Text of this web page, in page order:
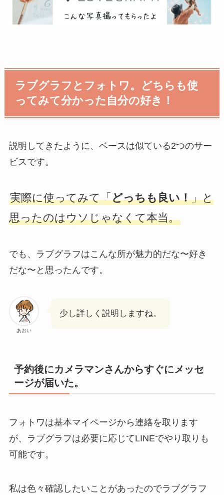
ラブグラフとフォトワ。どちらも使
ってみて分かった自分の好き！
説明してきたように、ベースは似ている2つのサー
ビスです。
実際に使ってみて「どっちも良い！」と
思ったのはウソじゃなくて本当。
でも、ラブグラフはこんな所が魅力的だな〜好き
だな〜と思ったんです。
あおい
少し詳しく説明しますね。
予約後にカメラマンさんからすぐにメッセ
ージが届いた。
フォトワは基本マイページから連絡を取ります
が、ラブグラフは必要に応じてLINEでやり取りも
可能です。
私は色々確認したいことがあったのでラブグラフ